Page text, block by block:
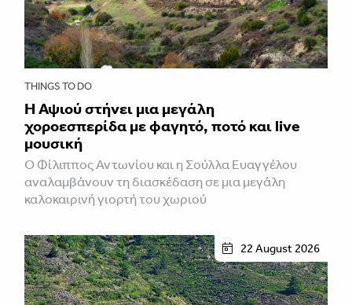
THINGS TO DO
Η Αψιού στήνει μια μεγάλη
χοροεσπερίδα με φαγητό, ποτό και live
μουσική
Ο Φίλιππος Αντωνίου και η Σούλλα Ευαγγέλου
αναλαμβάνουν τη διασκέδαση σε μια μεγάλη
καλοκαιρινή γιορτή του χωριού
22 August 2026